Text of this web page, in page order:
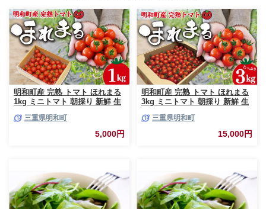
明和町産 完熟 トマト ほれまる
1kg ミニトマト 朝採り 新鮮 生
三重県明和町
5,000円
明和町産 完熟 トマト ほれまる
3kg ミニトマト 朝採り 新鮮 生
三重県明和町
15,000円